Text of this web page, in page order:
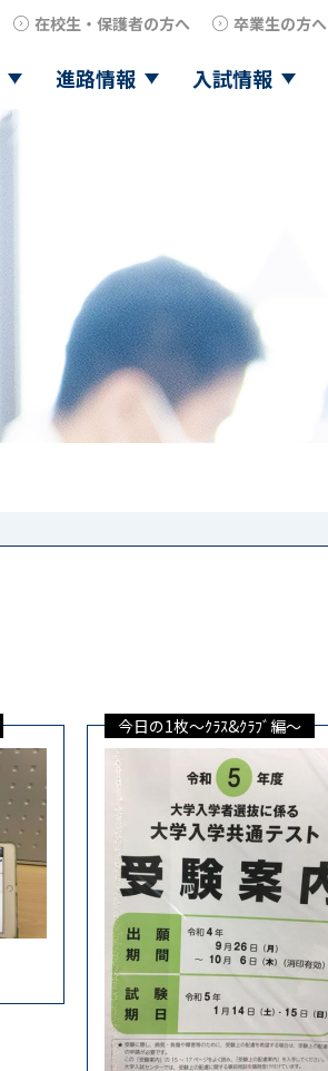
在校生・保護者の方へ 卒業生の方へ
進路情報 入試情報
今日の1枚～ｸﾗｽ&ｸﾗﾌﾞ編～